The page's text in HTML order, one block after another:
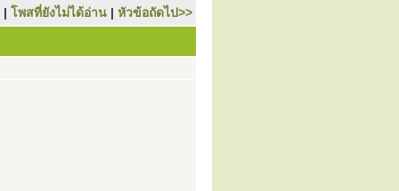
| โพสที่ยังไม่ได้อ่าน | หัวข้อถัดไป>>